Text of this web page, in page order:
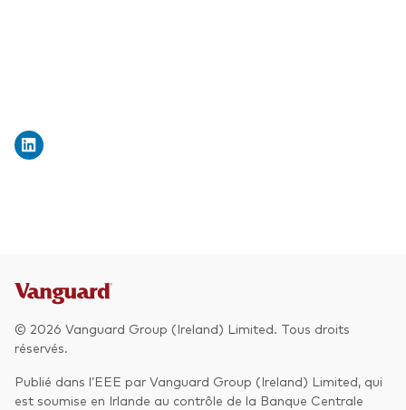
Fonds indiciels
Obligations active
Comment investir avec nous
Investir avec Vanguard
© 2026 Vanguard Group (Ireland) Limited. Tous droits
réservés.
Publié dans l’EEE par Vanguard Group (Ireland) Limited, qui
est soumise en Irlande au contrôle de la Banque Centrale